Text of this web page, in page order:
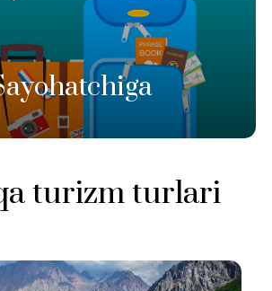
turizm turlari